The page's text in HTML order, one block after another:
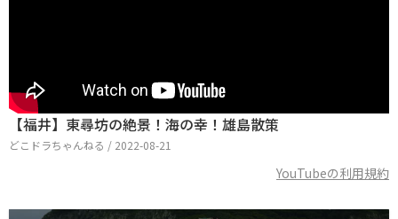
【福井】東尋坊の絶景！海の幸！雄島散策
どこドラちゃんねる / 2022-08-21
YouTubeの利用規約